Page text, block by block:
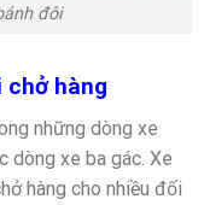
đôi
chở hàng
những dòng xe
dòng xe ba gác. Xe
hàng cho nhiều đối